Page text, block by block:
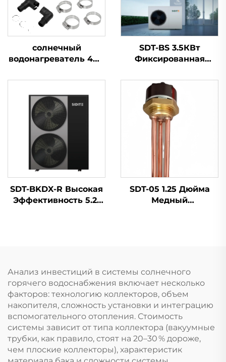
солнечный
водонагреватель 4M2
открытом воздухе
Экологичное
решение для
солнечного нагрева
SDT-BS 3.5КВт
Фиксированная
Насос Нагреватель
60°C/75°C
Микрокомпьютерное
Управление
Энергоэффективная
Температура Воды
для
SDT-BKDX-R Высокая
Эффективность 5.2-
Энергоэффективная
для Дома и
Коммерции
SDT-05 1.25 Дюйма
Медный
Солнечного
Водонагревателя
Части
Водонагревателя
Части
Анализ инвестиций в системы солнечного
горячего водоснабжения включает несколько
факторов: технологию коллекторов, объем
накопителя, сложность установки и интеграцию
вспомогательного отопления. Стоимость
системы зависит от типа коллектора (вакуумные
трубки, как правило, стоят на 20–30 % дороже,
чем плоские коллекторы), характеристик